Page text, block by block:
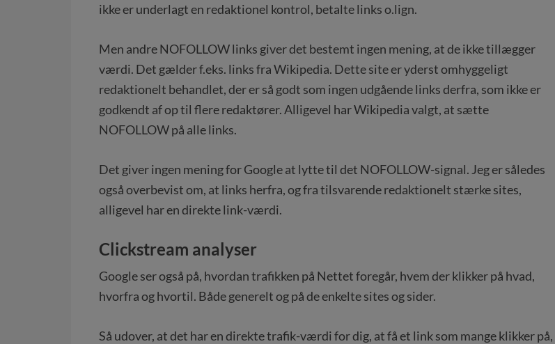
ikke er underlagt en redaktionel kontrol, betalte links o.lign.
Men andre NOFOLLOW links giver det bestemt ingen mening, at de ikke tillægger
værdi. Det gælder f.eks. links fra Wikipedia. Dette site er yderst omhyggeligt
redaktionelt behandlet, der er så godt som ingen udgående links derfra, som ikke er
godkendt af op til flere redaktører. Alligevel har Wikipedia valgt, at sætte
NOFOLLOW på alle links.
Det giver ingen mening for Google at lytte til det NOFOLLOW-signal. Jeg er således
også overbevist om, at links herfra, og fra tilsvarende redaktionelt stærke sites,
alligevel har en direkte link-værdi.
Clickstream analyser
Google ser også på, hvordan trafikken på Nettet foregår, hvem der klikker på hvad,
hvorfra og hvortil. Både generelt og på de enkelte sites og sider.
Så udover, at det har en direkte trafik-værdi for dig, at få et link som mange klikker på,